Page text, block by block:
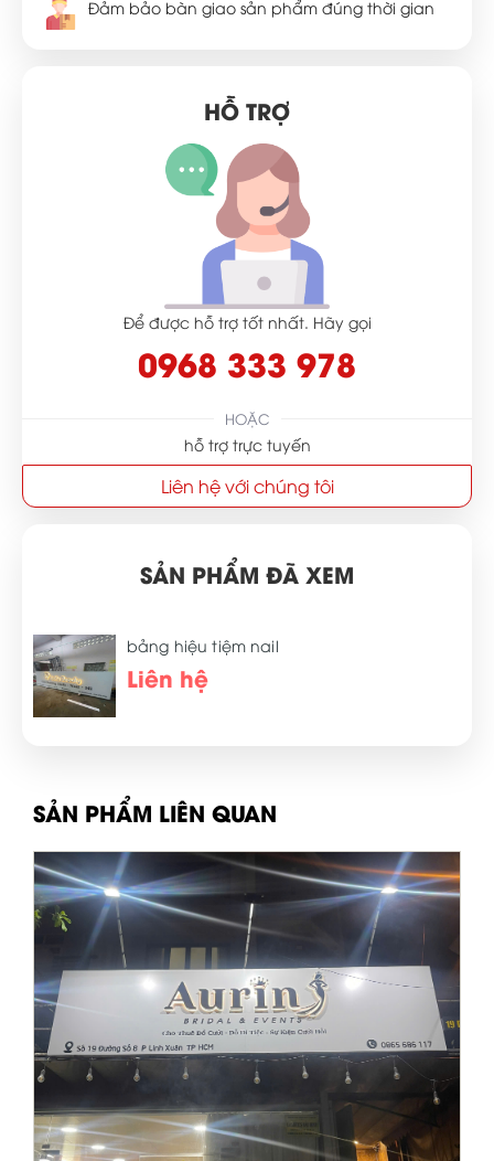
Đảm bảo bàn giao sản phẩm đúng thời gian
HỖ TRỢ
Để được hỗ trợ tốt nhất. Hãy gọi
0968 333 978
HOẶC
hỗ trợ trực tuyến
Liên hệ với chúng tôi
SẢN PHẨM ĐÃ XEM
bảng hiệu tiệm nail
Liên hệ
SẢN PHẨM LIÊN QUAN